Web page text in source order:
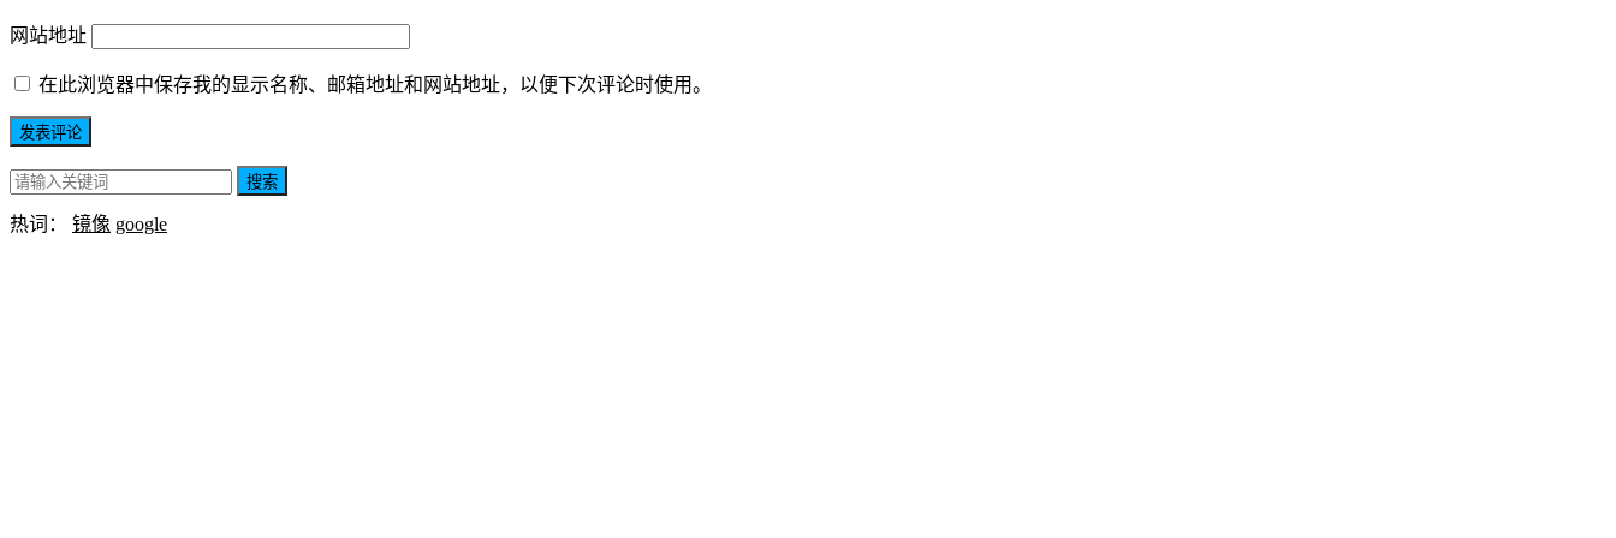
网站地址
在此浏览器中保存我的显示名称、邮箱地址和网站地址，以便下次评论时使用。
搜索
热词： 镜像 google